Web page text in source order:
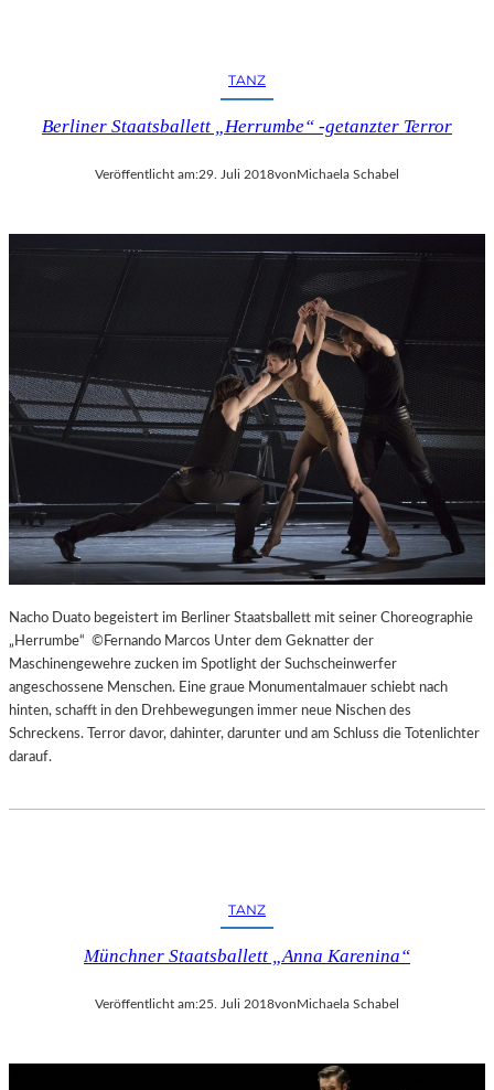
TANZ
Berliner Staatsballett „Herrumbe“ -getanzter Terror
Veröffentlicht am:29. Juli 2018von Michaela Schabel
Nacho Duato begeistert im Berliner Staatsballett mit seiner Choreographie
„Herrumbe“ ©Fernando Marcos Unter dem Geknatter der
Maschinengewehre zucken im Spotlight der Suchscheinwerfer
angeschossene Menschen. Eine graue Monumentalmauer schiebt nach
hinten, schafft in den Drehbewegungen immer neue Nischen des
Schreckens. Terror davor, dahinter, darunter und am Schluss die Totenlichter
darauf.
TANZ
Münchner Staatsballett „Anna Karenina“
Veröffentlicht am:25. Juli 2018vonMichaela Schabel